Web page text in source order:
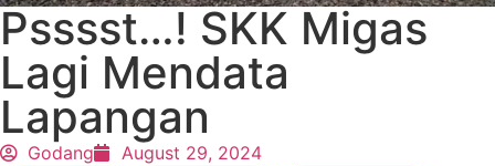
Psssst…! SKK Migas
Lagi Mendata
Lapangan
Godang August 29, 2024